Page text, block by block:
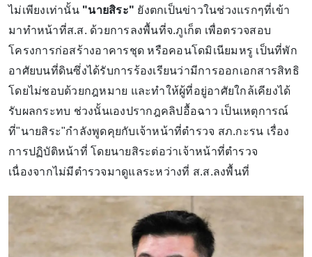
ไม่เพียงเท่านั้น "นายสิระ" ยังตกเป็นข่าวในช่วงแรกๆที่เข้า
มาทำหน้าที่ส.ส. ด้วยการลงพื้นที่จ.ภูเก็ต เพื่อตรวจสอบ
โครงการก่อสร้างอาคารชุด หรือคอนโดมิเนียมหรู เป็นที่พัก
อาศัยบนที่ดินซึ่งได้รับการร้องเรียนว่ามีการออกเอกสารสิทธิ
โดยไม่ชอบด้วยกฎหมาย และทำให้ผู้ที่อยู่อาศัยใกล้เคียงได้
รับผลกระทบ ช่วงนั้นเองปรากฎคลิปอื้อฉาว เป็นเหตุการณ์
ที่"นายสิระ"กำลังพูดคุยกับเจ้าหน้าที่ตำรวจ สภ.กะรน เรื่อง
การปฏิบัติหน้าที่ โดยนายสิระต่อว่าเจ้าหน้าที่ตำรวจ
เนื่องจากไม่มีตำรวจมาดูแลระหว่างที่ ส.ส.ลงพื้นที่